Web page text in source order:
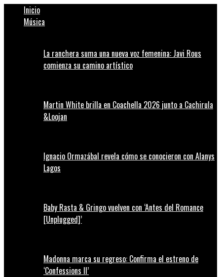
Inicio
Música
La ranchera suma una nueva voz femenina: Javi Rous
comienza su camino artístico
Martin White brilla en Coachella 2026 junto a Cachirula
&Loojan
Ignacio Ormazábal revela cómo se conocieron con Alanys
Lagos
Baby Rasta & Gringo vuelven con ‘Antes del Romance
[Unplugged]’
Madonna marca su regreso: Confirma el estreno de
‘Confessions II’